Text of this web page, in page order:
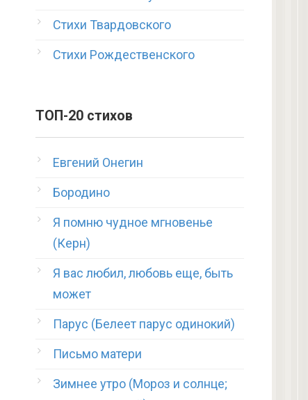
Стихи Твардовского
Стихи Рождественского
ТОП-20 стихов
Евгений Онегин
Бородино
Я помню чудное мгновенье
(Керн)
Я вас любил, любовь еще, быть
может
Парус (Белеет парус одинокий)
Письмо матери
Зимнее утро (Мороз и солнце;